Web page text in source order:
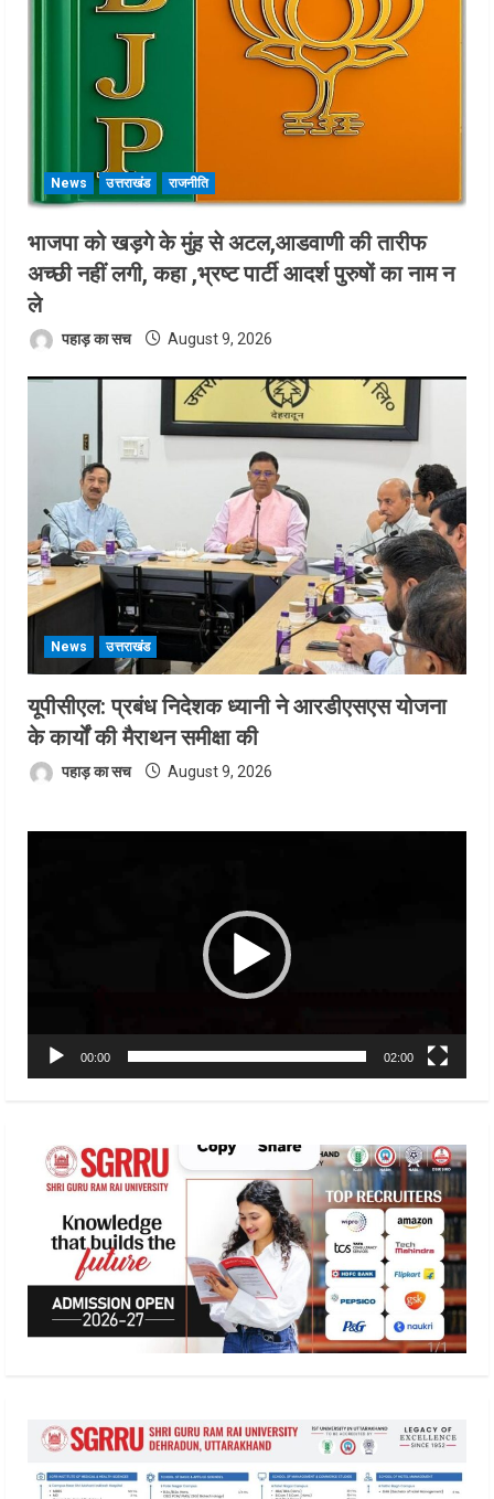
News उत्तराखंड राजनीति
भाजपा को खड़गे के मुंह से अटल,आडवाणी की तारीफ
अच्छी नहीं लगी, कहा ,भ्रष्ट पार्टी आदर्श पुरुषों का नाम न
ले
पहाड़ का सच August 9, 2026
News उत्तराखंड
यूपीसीएल: प्रबंध निदेशक ध्यानी ने आरडीएसएस योजना
के कार्यों की मैराथन समीक्षा की
पहाड़ का सच August 9, 2026
00:00 02:00